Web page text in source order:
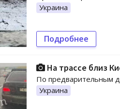
Украина
Подробнее
На трассе близ
По предварительным
Украина